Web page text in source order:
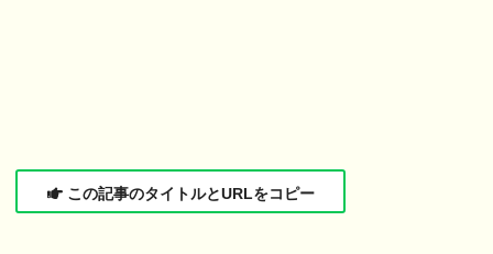
この記事のタイトルとURLをコピー